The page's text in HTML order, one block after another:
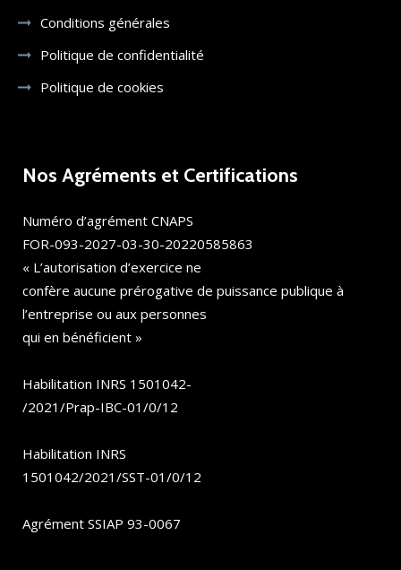
Conditions générales
Politique de confidentialité
Politique de cookies
Nos Agréments et Certifications
Numéro d’agrément CNAPS
FOR-093-2027-03-30-20220585863
« L’autorisation d’exercice ne
confère aucune prérogative de puissance publique à
l’entreprise ou aux personnes
qui en bénéficient »
Habilitation INRS 1501042-
/2021/Prap-IBC-01/0/12
Habilitation INRS
1501042/2021/SST-01/0/12
Agrément SSIAP 93-0067